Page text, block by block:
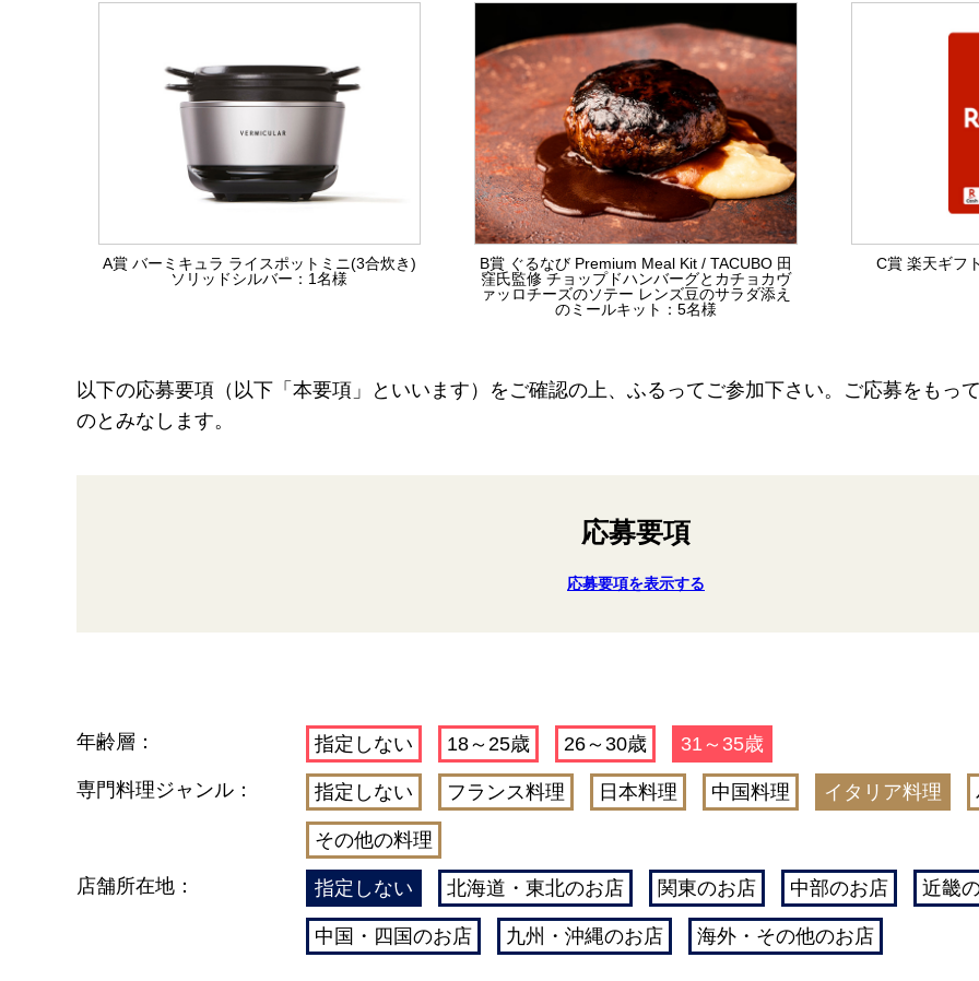
A賞 バーミキュラ ライスポットミニ(3合炊き)
ソリッドシルバー：1名様
B賞 ぐるなび Premium Meal Kit / TACUBO 田
窪氏監修 チョップドハンバーグとカチョカヴ
ァッロチーズのソテー レンズ豆のサラダ添え
のミールキット：5名様
C賞 楽天ギフ
以下の応募要項（以下「本要項」といいます）をご確認の上、ふるってご参加下さい。ご応募をもっ
のとみなします。
応募要項
応募要項を表示する
年齢層： 指定しない 18～25歳 26～30歳 31～35歳
専門料理ジャンル： 指定しない フランス料理 日本料理 中国料理 イタリア料理
その他の料理
店舗所在地： 指定しない 北海道・東北のお店 関東のお店 中部のお店 近畿
中国・四国のお店 九州・沖縄のお店 海外・その他のお店